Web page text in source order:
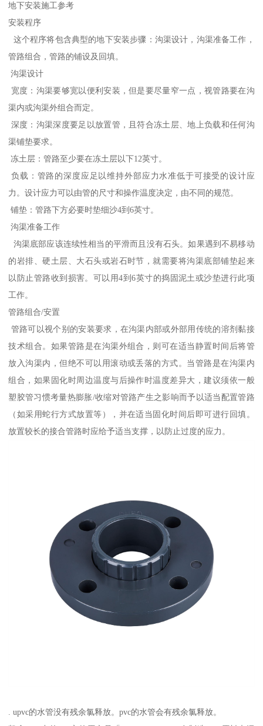
地下安装施工参考
安装程序
这个程序将包含典型的地下安装步骤：沟渠设计，沟渠准备工作，
管路组合，管路的铺设及回填。
沟渠设计
宽度：沟渠要够宽以便利安装，但是要尽量窄一点，视管路要在沟
渠内或沟渠外组合而定。
深度：沟渠深度要足以放置管，且符合冻土层、地上负载和任何沟
渠铺垫要求。
冻土层：管路至少要在冻土层以下12英寸。
负载：管路的深度应足以维持外部应力水准低于可接受的设计应
力。设计应力可以由管的尺寸和操作温度决定，由不同的规范。
铺垫：管路下方必要时垫细沙4到6英寸。
沟渠准备工作
沟渠底部应该连续性相当的平滑而且没有石头。如果遇到不易移动
的岩排、硬土层、大石头或岩石时节，就需要将沟渠底部铺垫起来
以防止管路收到损害。可以用4到6英寸的捣固泥土或沙垫进行此项
工作。
管路组合/安置
管路可以视个别的安装要求，在沟渠内部或外部用传统的溶剂黏接
技术组合。如果管路是在沟渠外组合，则可在适当静置时间后将管
放入沟渠内，但绝不可以用滚动或丢落的方式。当管路是在沟渠内
组合，如果固化时周边温度与后操作时温度差异大，建议须依一般
塑胶管习惯考量热膨胀/收缩对管路产生之影响而予以适当配置管路
（如采用蛇行方式放置等），并在适当固化时间后即可进行回填。
放置较长的接合管路时应给予适当支撑，以防止过度的应力。
. upvc的水管没有残余氯释放。pvc的水管会有残余氯释放。